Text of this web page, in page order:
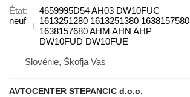
État
neuf
4659995D54 AH03 DW10FUC
1613251280 1613251380 1638157580
1638157680 AHM AHN AHP
DW10FUD DW10FUE
Slovénie, Škofja Vas
AVTOCENTER STEPANCIC d.o.o.